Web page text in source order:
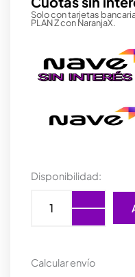
Solo con tarjetas
PLAN Z con NaranjaX.
Disponibilidad:
LENOVO
THINKBOOK
16GB
FDOS
Calcular envío